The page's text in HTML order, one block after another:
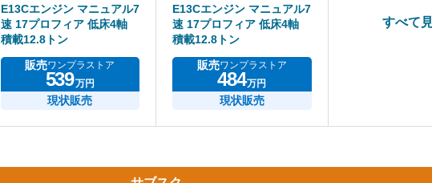
E13Cエンジン マニュアル7
速 17プロフィア 低床4軸
積載12.8トン
販売ワンプラストア
539万円
現状販売
E13Cエンジン マニュアル7
速 17プロフィア 低床4軸
積載12.8トン
販売ワンプラストア
484万円
現状販売
すべて